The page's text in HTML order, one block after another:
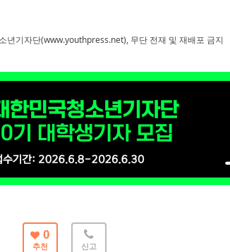
기자단(www.youthpress.net), 무단 전재 및 재배포 금지
0
추천 신고